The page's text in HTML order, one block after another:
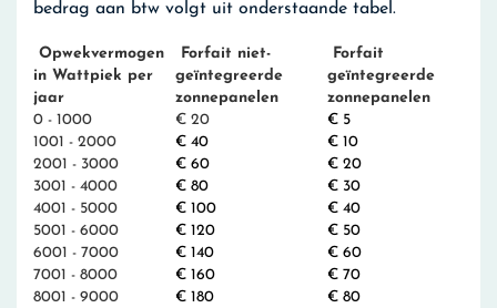
bedrag aan btw volgt uit onderstaande tabel.
Opwekvermogen
in Wattpiek per
jaar
Forfait niet-
geïntegreerde
zonnepanelen
Forfait
geïntegreerde
zonnepanelen
0 - 1000
€ 20
€ 5
1001 - 2000
€ 40
€ 10
2001 - 3000
€ 60
€ 20
3001 - 4000
€ 80
€ 30
4001 - 5000
€ 100
€ 40
5001 - 6000
€ 120
€ 50
6001 - 7000
€ 140
€ 60
7001 - 8000
€ 160
€ 70
8001 - 9000
€ 180
€ 80